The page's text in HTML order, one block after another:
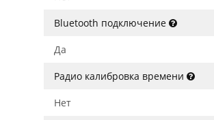
Bluetooth подключение
Да
Радио калибровка времени
Нет